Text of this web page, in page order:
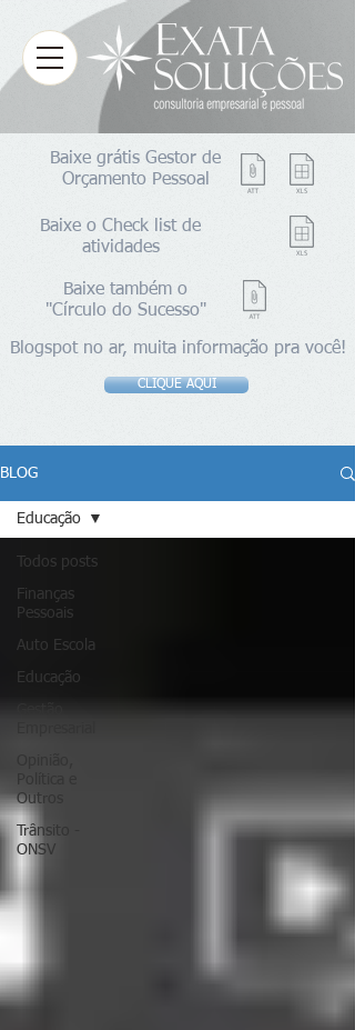
Blogspot no ar, muita informação pra você!
CLIQUE AQUI
Baixe grátis Gestor de
Orçamento Pessoal
Baixe também o
"Círculo do Sucesso"
Baixe o Check list de
atividades
BLOG
Todos posts
Finanças
Pessoais
Auto Escola
Educação
Política e
Outros
Trânsito -
ONSV
Educação